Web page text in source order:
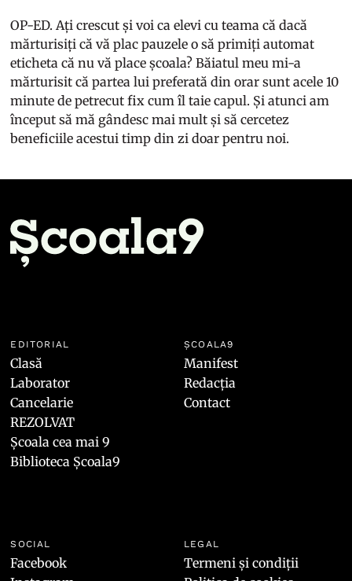
OP-ED. Ați crescut și voi ca elevi cu teama că dacă
mărturisiți că vă plac pauzele o să primiți automat
eticheta că nu vă place școala? Băiatul meu mi-a
mărturisit că partea lui preferată din orar sunt acele 10
minute de petrecut fix cum îl taie capul. Și atunci am
început să mă gândesc mai mult și să cercetez
beneficiile acestui timp din zi doar pentru noi.
EDITORIAL
Clasă
Laborator
Cancelarie
REZOLVAT
Școala cea mai 9
Biblioteca Școala9
ȘCOALA9
Manifest
Redacția
Contact
SOCIAL
Facebook
LEGAL
Termeni și condiții